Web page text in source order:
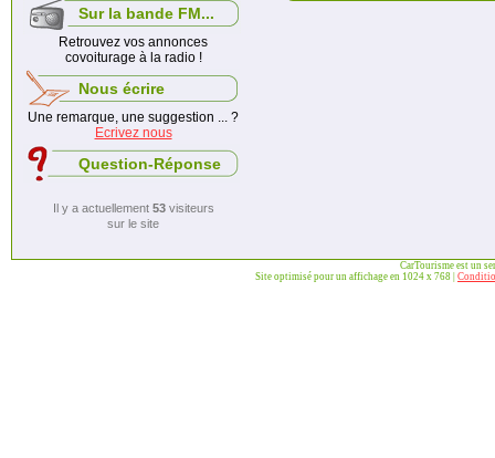
Sur la bande FM...
Retrouvez vos annonces
covoiturage à la radio !
Nous écrire
Une remarque, une suggestion ... ?
Ecrivez nous
Question-Réponse
Il y a actuellement 53visiteurs
sur le site
CarTourisme est un
Site optimisé pour un affichage en 1024 x 768 |